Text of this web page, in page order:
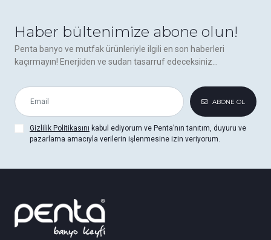
Haber bültenimize abone olun!
Penta banyo ve mutfak ürünleriyle ilgili en son haberleri
kaçırmayın! Enerjiden ve sudan tasarruf edeceksiniz...
ABONE OL
Gizlilik Politikasını kabul ediyorum ve Penta’nın tanıtım, duyuru ve
pazarlama amacıyla verilerin işlenmesine izin veriyorum.